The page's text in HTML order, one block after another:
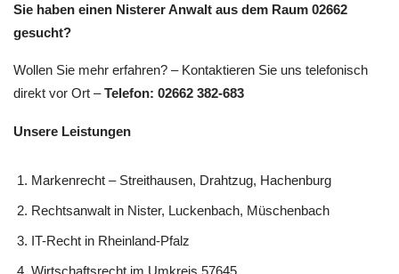
Sie haben einen Nisterer Anwalt aus dem Raum 02662
gesucht?
Wollen Sie mehr erfahren? – Kontaktieren Sie uns telefonisch
direkt vor Ort –Telefon: 02662 382-683
Unsere Leistungen
Markenrecht – Streithausen, Drahtzug, Hachenburg
Rechtsanwalt in Nister, Luckenbach, Müschenbach
IT-Recht in Rheinland-Pfalz
Wirtschaftsrecht im Umkreis 57645